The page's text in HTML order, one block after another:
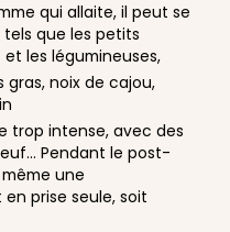
qui allaite, il peut se
que les petits
les légumineuses,
gras, noix de cajou,
trop intense, avec des
Pendant le post-
une
prise seule, soit